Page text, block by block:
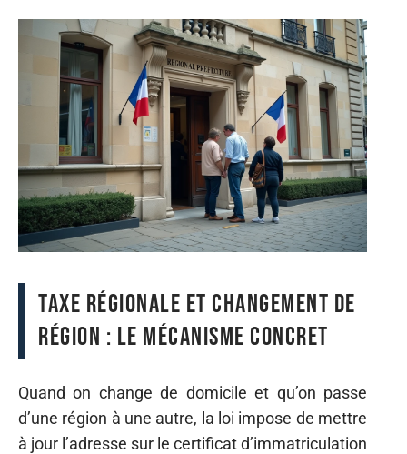
Taxe régionale et changement de
région : le mécanisme concret
Quand on change de domicile et qu’on passe
d’une région à une autre, la loi impose de mettre
à jour l’adresse sur le certificat d’immatriculation